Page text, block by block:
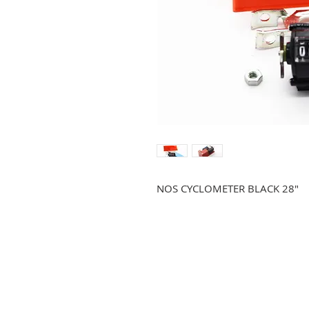
NOS CYCLOMETER BLACK 28"